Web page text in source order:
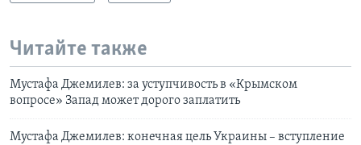
Читайте также
Мустафа Джемилев: за уступчивость в «Крымском
вопросе» Запад может дорого заплатить
Мустафа Джемилев: конечная цель Украины – вступление